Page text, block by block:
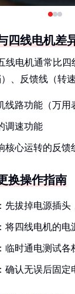
四线电机差
线电机通常比
）、反馈线（转
线路功能（万用
调速功能
核心运转的反馈
换操作指南
先拔掉电源插头
：将四线电机的
：临时通电测试
：确认无误后固